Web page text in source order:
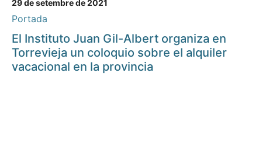
29 de setembre de 2021
Portada
El Instituto Juan Gil-Albert organiza en
Torrevieja un coloquio sobre el alquiler
vacacional en la provincia